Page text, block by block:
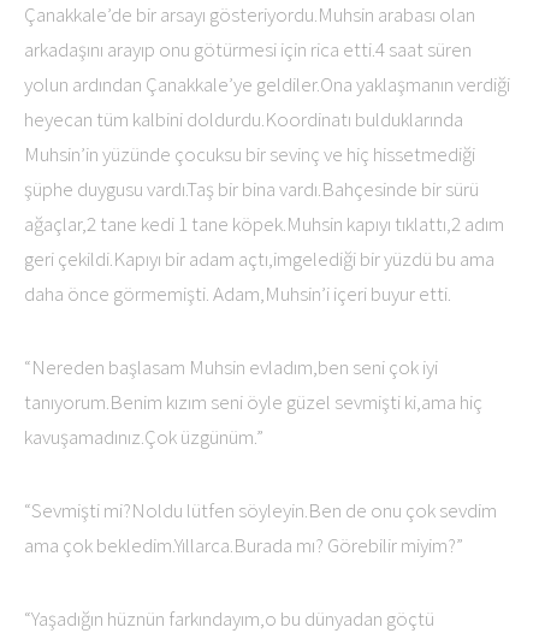
Çanakkale’de bir arsayı gösteriyordu.Muhsin arabası olan
arkadaşını arayıp onu götürmesi için rica etti.4 saat süren
yolun ardından Çanakkale’ye geldiler.Ona yaklaşmanın verdiği
heyecan tüm kalbini doldurdu.Koordinatı bulduklarında
Muhsin’in yüzünde çocuksu bir sevinç ve hiç hissetmediği
şüphe duygusu vardı.Taş bir bina vardı.Bahçesinde bir sürü
ağaçlar,2 tane kedi 1 tane köpek.Muhsin kapıyı tıklattı,2 adım
geri çekildi.Kapıyı bir adam açtı,imgelediği bir yüzdü bu ama
daha önce görmemişti. Adam,Muhsin’i içeri buyur etti.
“Nereden başlasam Muhsin evladım,ben seni çok iyi
tanıyorum.Benim kızım seni öyle güzel sevmişti ki,ama hiç
kavuşamadınız.Çok üzgünüm.”
“Sevmişti mi?Noldu lütfen söyleyin.Ben de onu çok sevdim
ama çok bekledim.Yıllarca.Burada mı? Görebilir miyim?”
“Yaşadığın hüznün farkındayım,o bu dünyadan göçtü